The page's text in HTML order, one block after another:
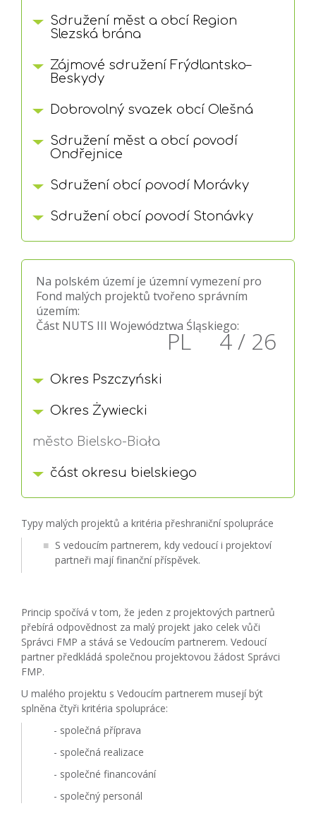
Sdružení měst a obcí Region
Slezská brána
Zájmové sdružení Frýdlantsko–
Beskydy
Dobrovolný svazek obcí Olešná
Sdružení měst a obcí povodí
Ondřejnice
Sdružení obcí povodí Morávky
Sdružení obcí povodí Stonávky
Na polském území je územní vymezení pro
Fond malých projektů tvořeno správním
územím:
Část NUTS III Województwa Śląskiego:
PL 4 / 26
Okres Pszczyński
Okres Żywiecki
město Bielsko-Biała
část okresu bielskiego
Typy malých projektů a kritéria přeshraniční spolupráce
S vedoucím partnerem, kdy vedoucí i projektoví
partneři mají finanční příspěvek.
Princip spočívá v tom, že jeden z projektových partnerů
přebírá odpovědnost za malý projekt jako celek vůči
Správci FMP a stává se Vedoucím partnerem. Vedoucí
partner předkládá společnou projektovou žádost Správci
FMP.
U malého projektu s Vedoucím partnerem musejí být
splněna čtyři kritéria spolupráce:
- společná příprava
- společná realizace
- společné financování
- společný personál